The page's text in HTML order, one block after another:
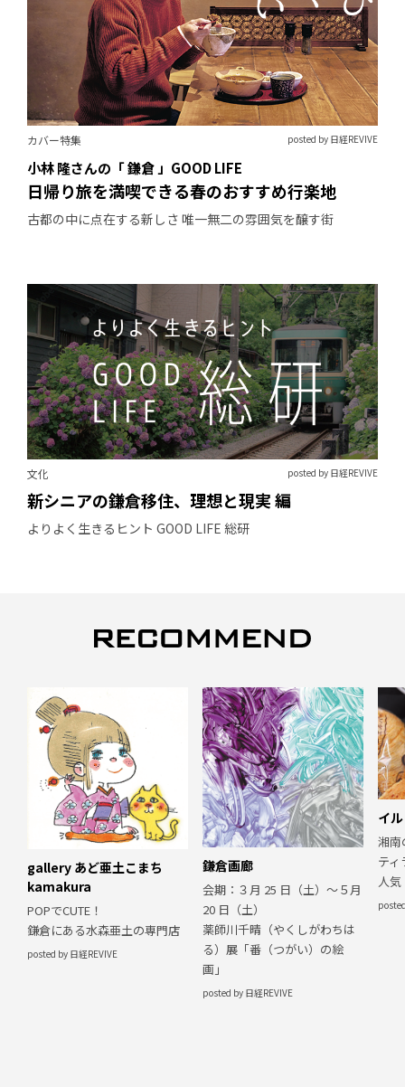
カバー特集 posted by 日経REVIVE
小林 隆さんの「 鎌倉 」GOOD LIFE
日帰り旅を満喫できる春のおすすめ行楽地
古都の中に点在する新しさ 唯一無二の雰囲気を醸す街
文化 posted by 日経REVIVE
新シニアの鎌倉移住、理想と現実 編
よりよく生きるヒント GOOD LIFE 総研
gallery あど亜土こまち
kamakura
POPでCUTE！
鎌倉にある水森亜土の専門店
posted by 日経REVIVE
鎌倉画廊
会期：３月 25 日（土）〜５月
20 日（土）
薬師川千晴（やくしがわちは
る）展「番（つがい）の絵
画」
posted by 日経REVIVE
イ
湘南
テ
人気